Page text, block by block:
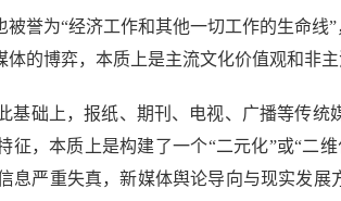
为“经济工作和其他一切工作的生命线”
的博弈，本质上是主流文化价值观和非
础上，报纸、期刊、电视、广播等传统
征，本质上是构建了一个“二元化”或“二
严重失真，新媒体舆论导向与现实发